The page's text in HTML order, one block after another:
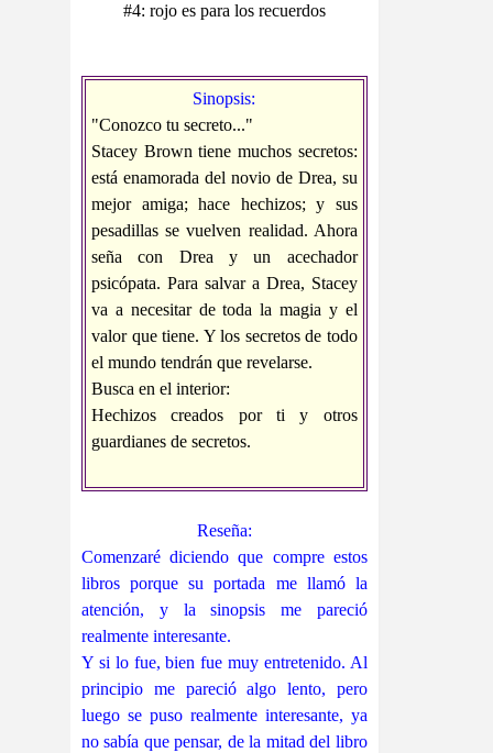
#4: rojo es para los recuerdos
Sinopsis:
"Conozco tu secreto..."
Stacey Brown tiene muchos secretos:
está enamorada del novio de Drea, su
mejor amiga; hace hechizos; y sus
pesadillas se vuelven realidad. Ahora
seña con Drea y un acechador
psicópata. Para salvar a Drea, Stacey
va a necesitar de toda la magia y el
valor que tiene. Y los secretos de todo
el mundo tendrán que revelarse.
Busca en el interior:
Hechizos creados por ti y otros
guardianes de secretos.
Reseña:
Comenzaré diciendo que compre estos
libros porque su portada me llamó la
atención, y la sinopsis me pareció
realmente interesante.
Y si lo fue, bien fue muy entretenido. Al
principio me pareció algo lento, pero
luego se puso realmente interesante, ya
no sabía que pensar, de la mitad del libro